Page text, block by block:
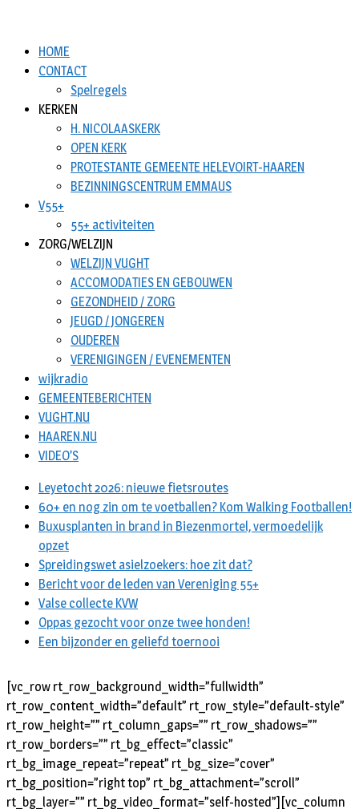
HOME
CONTACT
Spelregels
KERKEN
H. NICOLAASKERK
OPEN KERK
PROTESTANTE GEMEENTE HELEVOIRT-HAAREN
BEZINNINGSCENTRUM EMMAUS
V55+
55+ activiteiten
ZORG/WELZIJN
WELZIJN VUGHT
ACCOMODATIES EN GEBOUWEN
GEZONDHEID / ZORG
JEUGD / JONGEREN
OUDEREN
VERENIGINGEN / EVENEMENTEN
wijkradio
GEMEENTEBERICHTEN
VUGHT.NU
HAAREN.NU
VIDEO’S
Leyetocht 2026: nieuwe fietsroutes
60+ en nog zin om te voetballen? Kom Walking Footballen!
Buxusplanten in brand in Biezenmortel, vermoedelijk
opzet
Spreidingswet asielzoekers: hoe zit dat?
Bericht voor de leden van Vereniging 55+
Valse collecte KVW
Oppas gezocht voor onze twee honden!
Een bijzonder en geliefd toernooi
[vc_row rt_row_background_width=”fullwidth”
rt_row_content_width=”default” rt_row_style=”default-style”
rt_row_height=”” rt_column_gaps=”” rt_row_shadows=””
rt_row_borders=”” rt_bg_effect=”classic”
rt_bg_image_repeat=”repeat” rt_bg_size=”cover”
rt_bg_position=”right top” rt_bg_attachment=”scroll”
rt_bg_layer=”” rt_bg_video_format=”self-hosted”][vc_column